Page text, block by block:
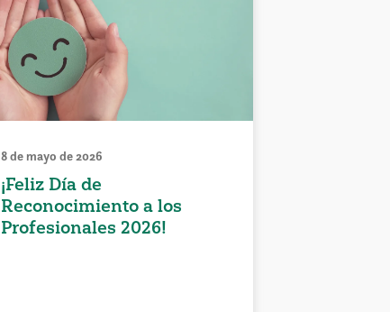
8 de mayo de 2026
¡Feliz Día de
Reconocimiento a los
Profesionales 2026!